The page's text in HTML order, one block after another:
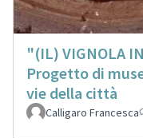
"(IL) VIGNOLA
Progetto di
vie della città
Calligaro Francesca